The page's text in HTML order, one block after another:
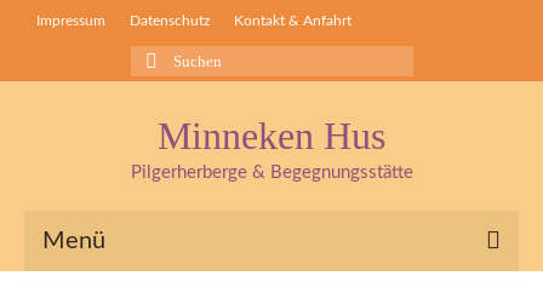
Impressum Datenschutz Kontakt & Anfahrt
Suchen
Minneken Hus
Pilgerherberge & Begegnungsstätte
Menü